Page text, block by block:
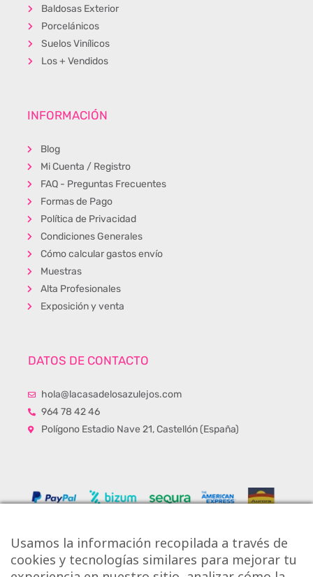
Baldosas Exterior
Porcelánicos
Suelos Vinílicos
Los + Vendidos
INFORMACIÓN
Blog
Mi Cuenta / Registro
FAQ - Preguntas Frecuentes
Formas de Pago
Política de Privacidad
Condiciones Generales
Cómo calcular gastos envío
Muestras
Alta Profesionales
Exposición y venta
DATOS DE CONTACTO
hola@lacasadelosazulejos.com
964 78 42 46
Polígono Estadio Nave 21, Castellón (España)
Usamos la información recopilada a través de
cookies y tecnologías similares para mejorar tu